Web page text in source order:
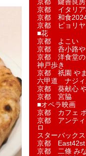
京都 鍵善良房
京都 イタリア
京都 和食
京都 ピョリヤ
■花
京都 よこい
京都 呑小路や
京都 洋食堂の
神戸歩き
京都 祇園 や
六甲道 ナジ
京都 葵献心
京都 宮脇
■オペラ映画
京都 カフェ
京都 アンティ
ロ
スターバック
京都 East42st
京都 二條 み